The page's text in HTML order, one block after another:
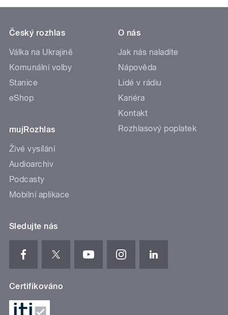
Český rozhlas
Válka na Ukrajině
Komunální volby
Stanice
eShop
mujRozhlas
Živé vysílání
Audioarchiv
Podcasty
Mobilní aplikace
O nás
Jak nás naladíte
Nápověda
Lidé v rádiu
Kariéra
Kontakt
Rozhlasový poplatek
Sledujte nás
Certifikováno